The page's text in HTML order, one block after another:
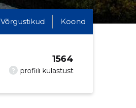
Võrgustikud Koond
? profiili külastust
1564